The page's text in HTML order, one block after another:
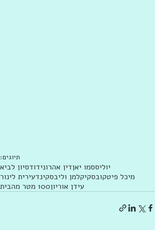
תיוגים:
יוליססמו יאןדין אהרונידודסיון לביא
מיכל פיטקובסקיקלמן וליבסקינדעירית לינור
עידן אוריון100 מטר מהבית